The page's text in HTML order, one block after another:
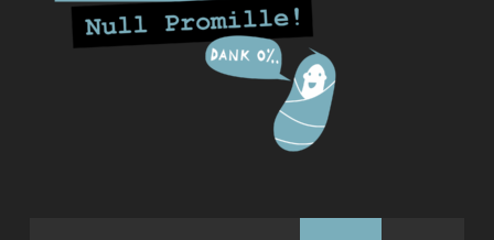
FacebookYouTubeBack to top ↑